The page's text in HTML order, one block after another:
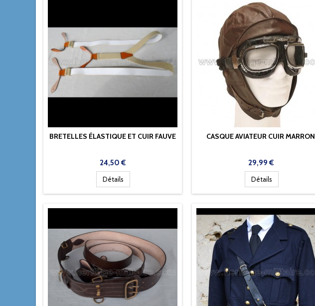
BRETELLES ÉLASTIQUE ET CUIR FAUVE
Prix
24,50 €
Détails
CASQUE AVIATEUR CUIR MARRON
Prix
29,99 €
Détails